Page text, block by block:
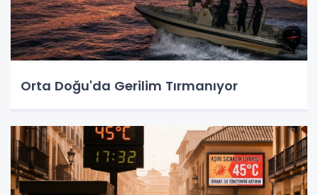
Orta Doğu'da Gerilim Tırmanıyor